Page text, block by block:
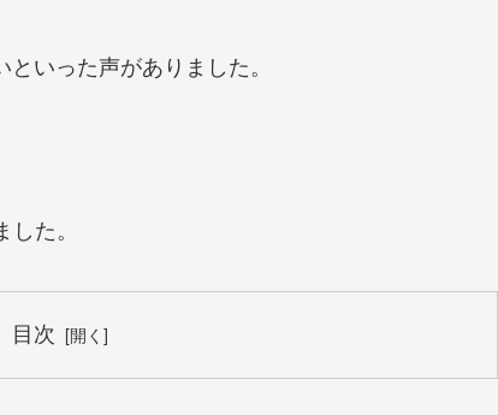
いった声がありました。
た。
目次